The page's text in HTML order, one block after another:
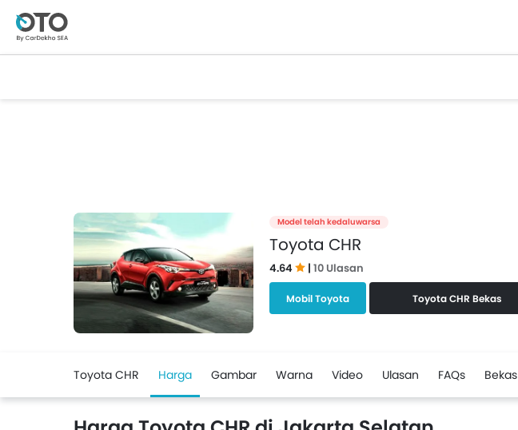
Model telah kedaluwarsa
Toyota CHR
4.64 | 10 Ulasan
Mobil Toyota Toyota CHR Bekas
Toyota CHR Harga Gambar Warna Video Ulasan FAQs Bekas